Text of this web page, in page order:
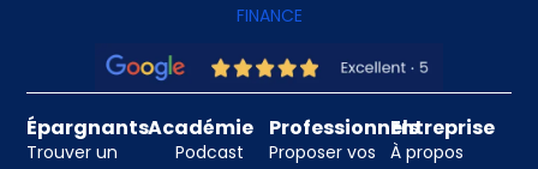
Épargnants
Trouver un
Académie
Podcast
Professionnels
Proposer vos
Entreprise
À propos